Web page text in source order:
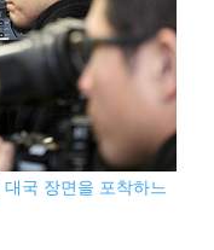
국 장면을 포착하느